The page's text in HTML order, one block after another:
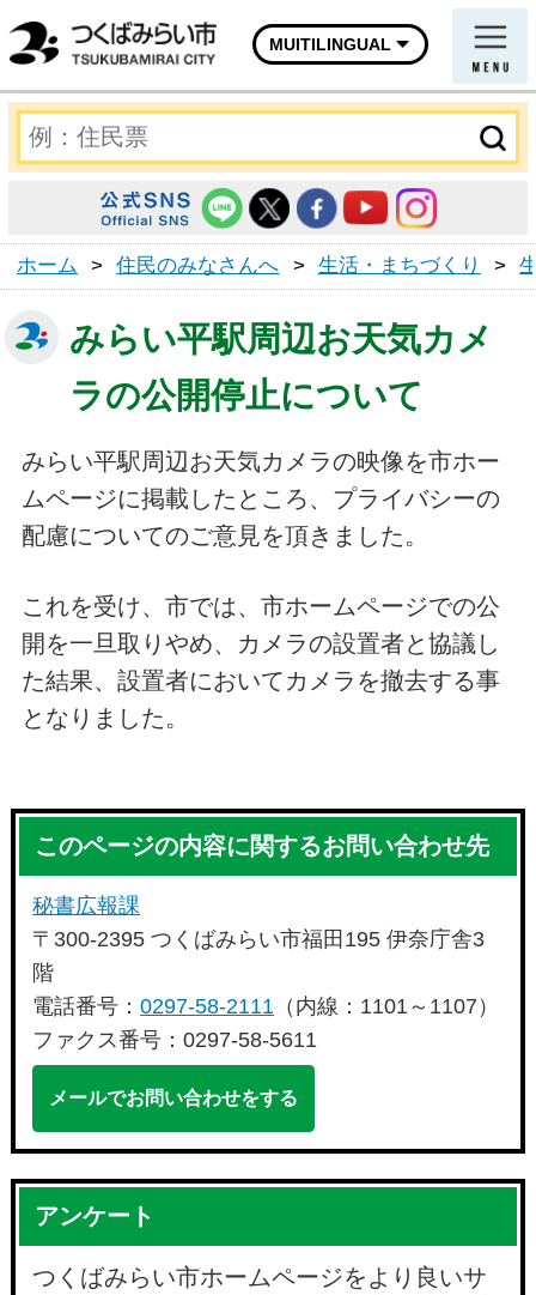
MUITILINGUAL
ホーム > 住民のみなさんへ > 生活・まちづくり >
みらい平駅周辺お天気カメ
ラの公開停止について
みらい平駅周辺お天気カメラの映像を市ホー
ムページに掲載したところ、プライバシーの
配慮についてのご意見を頂きました。
これを受け、市では、市ホームページでの公
開を一旦取りやめ、カメラの設置者と協議し
た結果、設置者においてカメラを撤去する事
となりました。
このページの内容に関するお問い合わせ先
秘書広報課
〒300-2395 つくばみらい市福田195 伊奈庁舎3
階
電話番号：0297-58-2111 （内線：1101～1107）
ファクス番号：0297-58-5611
メールでお問い合わせをする
アンケート
つくばみらい市ホームページをより良いサ